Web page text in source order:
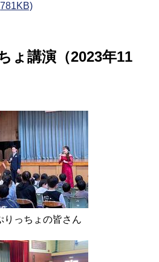
ょ講演（2023年11
りっちょの皆さん